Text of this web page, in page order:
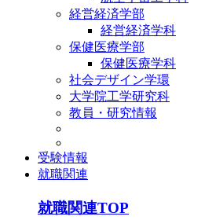
経営経済学部
経営経済学科
保健医療学部
保健医療学科
社会デザイン学環
大学院工学研究科
教員・研究情報
受験情報
就職関連
就職関連TOP